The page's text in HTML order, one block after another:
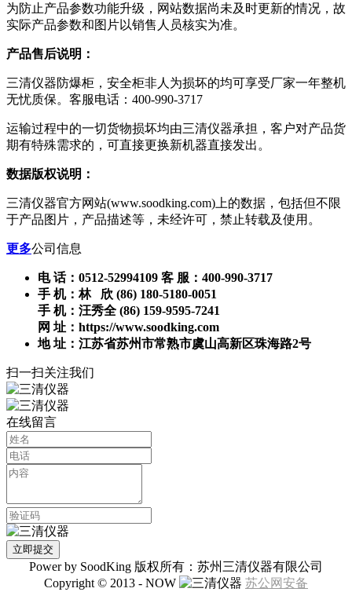
为防止产品参数功能升级，网站数据尚未及时更新的情况，故
实际产品参数和图片以销售人员核实为准。
产品售后说明：
三清仪器防爆柜，安全柜非人为损坏的均可享受厂家一年整机
无忧质保。客服电话：400-990-3717
运输过程中的一切货物损坏均由三清仪器承担，客户对产品货
期有特殊需求的，可直接更换新机器直接发出。
数据版权说明：
三清仪器官方网站(www.soodking.com)上的数据，包括但不限
于产品图片，产品描述等，未经许可，禁止转载及使用。
更多公司信息
电 话：0512-52994109 客 服：400-990-3717
手 机：林 欣 (86) 180-5180-0051
手 机：汪秀全 (86) 159-9595-7241
网 址：https://www.soodking.com
地 址：江苏省苏州市常熟市虞山高新区珠海路2号
扫一扫关注我们
在线留言
Power by SoodKing 版权所有：苏州三清仪器有限公司
Copyright © 2013 - NOW
苏公网安备